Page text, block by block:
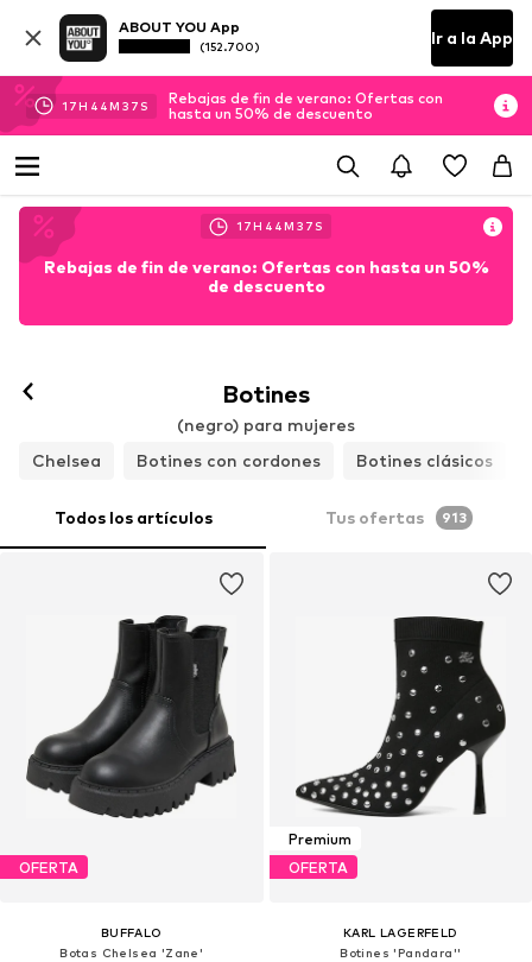
ABOUT YOU App
(152.700) Ir a la App
17H 44M 37 S
Rebajas de fin de verano: Ofertas con
hasta un 50% de descuento
17H 44M 37 S
Rebajas de fin de verano: Ofertas con hasta un 50%
de descuento
Botines
(negro) para mujeres
Chelsea
Botines con cordones Botines clásicos
Todos los artículos Tus ofertas 913
OFERTA
BUFFALO
Botas Chelsea 'Zane'
Premium
OFERTA
KARL LAGERFELD
Botines 'Pandara''